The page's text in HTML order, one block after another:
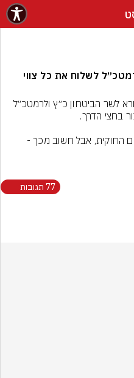
לשלוח את כל צווי
77 תגובות